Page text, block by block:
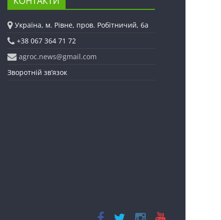
Україна, м. Рівне, пров. Робітничий, 6а
+38 067 364 71 72
agroc.news@gmail.com
Зворотній зв’язок